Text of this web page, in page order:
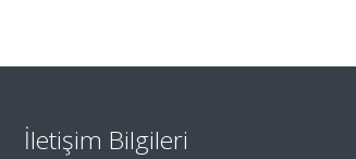
İletişim Bilgileri